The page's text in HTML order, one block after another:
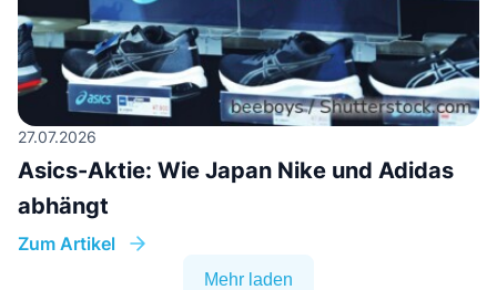
27.07.2026
Asics-Aktie: Wie Japan Nike und Adidas
abhängt
Zum Artikel
Mehr laden